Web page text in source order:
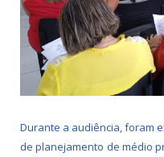
Durante a audiência, foram
de planejamento de médio